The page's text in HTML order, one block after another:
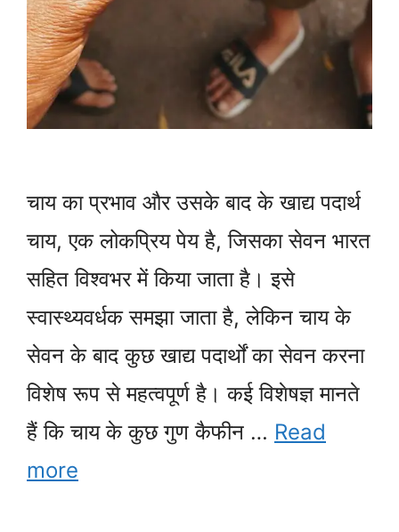
चाय का प्रभाव और उसके बाद के खाद्य पदार्थ
चाय, एक लोकप्रिय पेय है, जिसका सेवन भारत
सहित विश्वभर में किया जाता है। इसे
स्वास्थ्यवर्धक समझा जाता है, लेकिन चाय के
सेवन के बाद कुछ खाद्य पदार्थों का सेवन करना
विशेष रूप से महत्वपूर्ण है। कई विशेषज्ञ मानते
हैं कि चाय के कुछ गुण कैफीन … Read
more